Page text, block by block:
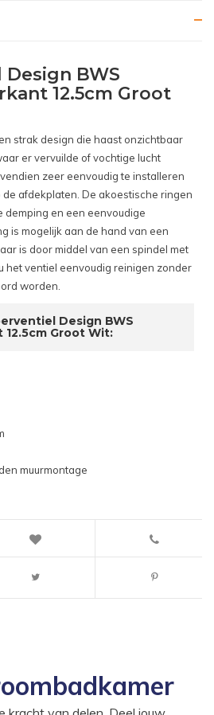
BWS
12.5cm Groot
strak design die haast onzichtbaar
er vervuilde of vochtige lucht
zeer eenvoudig te installeren
afdekplaten. De akoestische ringen
demping en een eenvoudige
is mogelijk aan de hand van een
is door middel van een spindel met
het ventiel eenvoudig reinigen zonder
worden.
Design BWS
Groot Wit:
muurmontage